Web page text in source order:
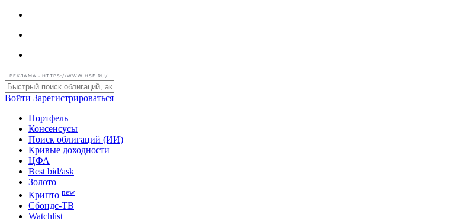
РЕКЛАМА • HTTPS://WWW.HSE.RU/
Войти Зарегистрироваться
Портфель
Консенсусы
Поиск облигаций (ИИ)
Кривые доходности
ЦФА
Best bid/ask